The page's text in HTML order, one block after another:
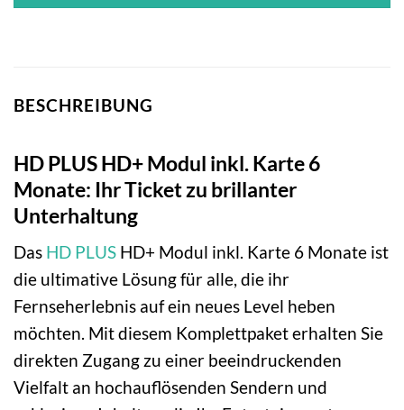
BESCHREIBUNG
HD PLUS HD+ Modul inkl. Karte 6
Monate: Ihr Ticket zu brillanter
Unterhaltung
Das HD PLUS HD+ Modul inkl. Karte 6 Monate ist
die ultimative Lösung für alle, die ihr
Fernseherlebnis auf ein neues Level heben
möchten. Mit diesem Komplettpaket erhalten Sie
direkten Zugang zu einer beeindruckenden
Vielfalt an hochauflösenden Sendern und